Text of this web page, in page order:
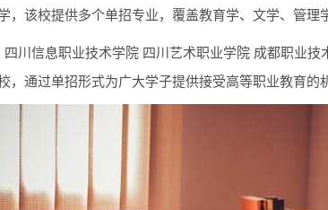
，该校提供多个单招专业，覆盖教育学、文学、管理
川信息职业技术学院 四川艺术职业学院 成都职业
通过单招形式为广大学子提供接受高等职业教育的